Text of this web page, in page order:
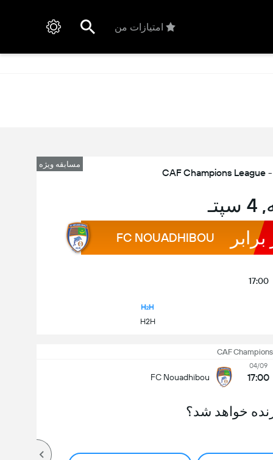
امتیازات من
مسابقه ویژه
CAF Champions League
FC NOUADHIBOU
17:00
H2H
CAF
04/09
17:00
FC Nouadhibou
خواهد شد؟